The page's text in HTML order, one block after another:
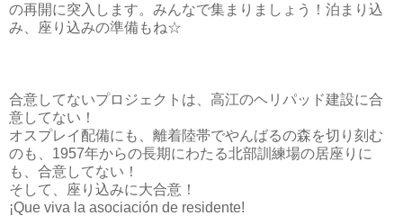
の再開に突入します。 みんなで集まりましょう！泊まり込
み、座り込みの準備もね☆
合意してないプロジェクトは、高江のヘリパッド建設に合
意してない！
オスプレイ配備にも、離着陸帯でやんばるの森を切り刻む
のも、1957年からの長期にわたる北部訓練場の居座りに
も、合意してない！
そして、座り込みに大合意！
¡Que viva la asociación de residente!